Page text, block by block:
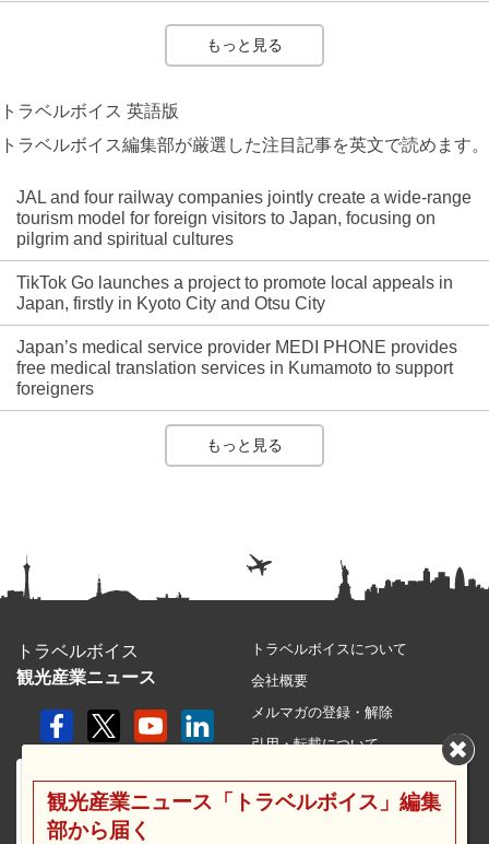
もっと見る
トラベルボイス 英語版
トラベルボイス編集部が厳選した注目記事を英文で読めます。
JAL and four railway companies jointly create a wide-range
tourism model for foreign visitors to Japan, focusing on
pilgrim and spiritual cultures
TikTok Go launches a project to promote local appeals in
Japan, firstly in Kyoto City and Otsu City
Japan’s medical service provider MEDI PHONE provides
free medical translation services in Kumamoto to support
foreigners
もっと見る
トラベルボイス
観光産業ニュース
トラベルボイスについて
会社概要
メルマガの登録・解除
引用・転載について
利用規約
観光産業ニュース「トラベルボイス」編集
部から届く